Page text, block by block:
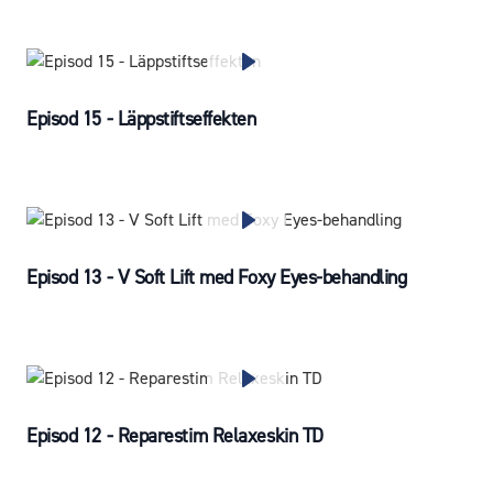
Episod 15 - Läppstiftseffekten
Episod 13 - V Soft Lift med Foxy Eyes-behandling
Episod 12 - Reparestim Relaxeskin TD